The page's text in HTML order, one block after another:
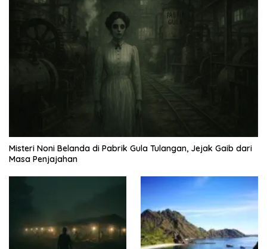
Misteri Noni Belanda di Pabrik Gula Tulangan, Jejak Gaib dari
Masa Penjajahan